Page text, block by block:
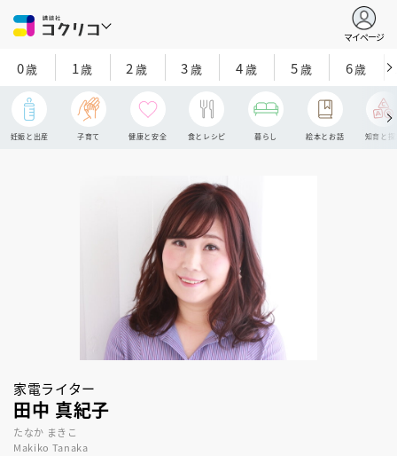
マイページ
0歳 1歳 2 歳 3歳 4歳 5歳 6歳
妊娠と出産 子育て 健康と安全 食とレシピ 暮らし 絵本とお話 知育と探
家電ライター
田中 真紀子
たなか まきこ
Makiko Tanaka